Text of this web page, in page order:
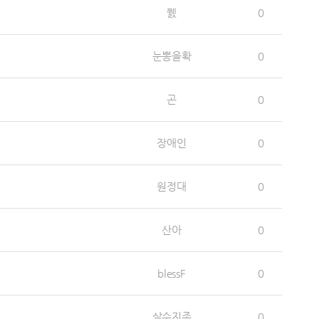
쮌 0
눈뽕을확 0
곤 0
장애인 0
원정대 0
산아 0
blessF 0
살수지존 0